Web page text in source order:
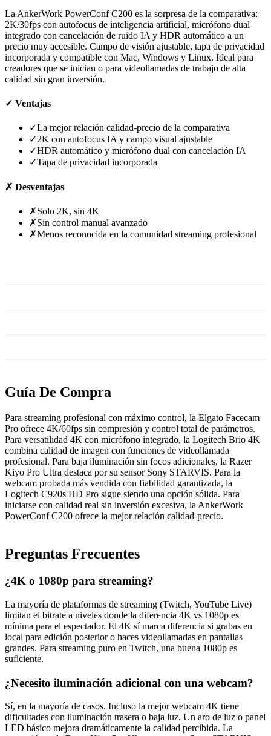
La AnkerWork PowerConf C200 es la sorpresa de la comparativa:
2K/30fps con autofocus de inteligencia artificial, micrófono dual
integrado con cancelación de ruido IA y HDR automático a un
precio muy accesible. Campo de visión ajustable, tapa de privacidad
incorporada y compatible con Mac, Windows y Linux. Ideal para
creadores que se inician o para videollamadas de trabajo de alta
calidad sin gran inversión.
✓ Ventajas
✓La mejor relación calidad-precio de la comparativa
✓2K con autofocus IA y campo visual ajustable
✓HDR automático y micrófono dual con cancelación IA
✓Tapa de privacidad incorporada
✗ Desventajas
✗Solo 2K, sin 4K
✗Sin control manual avanzado
✗Menos reconocida en la comunidad streaming profesional
Guía De Compra
Para streaming profesional con máximo control, la Elgato Facecam
Pro ofrece 4K/60fps sin compresión y control total de parámetros.
Para versatilidad 4K con micrófono integrado, la Logitech Brio 4K
combina calidad de imagen con funciones de videollamada
profesional. Para baja iluminación sin focos adicionales, la Razer
Kiyo Pro Ultra destaca por su sensor Sony STARVIS. Para la
webcam probada más vendida con fiabilidad garantizada, la
Logitech C920s HD Pro sigue siendo una opción sólida. Para
iniciarse con calidad real sin inversión excesiva, la AnkerWork
PowerConf C200 ofrece la mejor relación calidad-precio.
Preguntas Frecuentes
¿4K o 1080p para streaming?
La mayoría de plataformas de streaming (Twitch, YouTube Live)
limitan el bitrate a niveles donde la diferencia 4K vs 1080p es
mínima para el espectador. El 4K sí marca diferencia si grabas en
local para edición posterior o haces videollamadas en pantallas
grandes. Para streaming puro en Twitch, una buena 1080p es
suficiente.
¿Necesito iluminación adicional con una webcam?
Sí, en la mayoría de casos. Incluso la mejor webcam 4K tiene
dificultades con iluminación trasera o baja luz. Un aro de luz o panel
LED básico mejora dramáticamente la calidad percibida. La